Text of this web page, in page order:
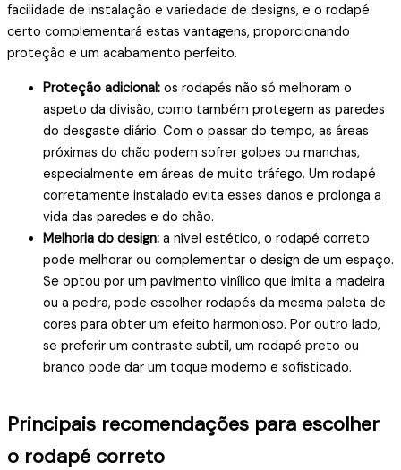
facilidade de instalação e variedade de designs, e o rodapé
certo complementará estas vantagens, proporcionando
proteção e um acabamento perfeito.
Proteção adicional: os rodapés não só melhoram o
aspeto da divisão, como também protegem as paredes
do desgaste diário. Com o passar do tempo, as áreas
próximas do chão podem sofrer golpes ou manchas,
especialmente em áreas de muito tráfego. Um rodapé
corretamente instalado evita esses danos e prolonga a
vida das paredes e do chão.
Melhoria do design: a nível estético, o rodapé correto
pode melhorar ou complementar o design de um espaço.
Se optou por um pavimento vinílico que imita a madeira
ou a pedra, pode escolher rodapés da mesma paleta de
cores para obter um efeito harmonioso. Por outro lado,
se preferir um contraste subtil, um rodapé preto ou
branco pode dar um toque moderno e sofisticado.
Principais recomendações para escolher
o rodapé correto